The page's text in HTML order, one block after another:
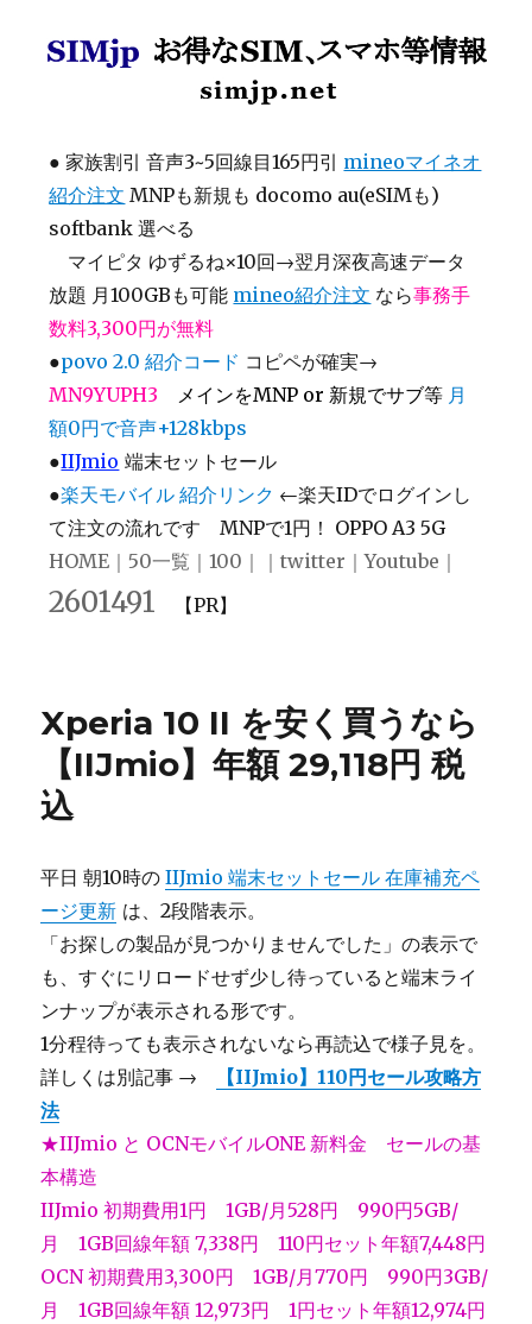
● 家族割引 音声3~5回線目165円引 mineoマイネオ
紹介注文 MNPも新規も docomo au(eSIMも)
softbank 選べる
マイピタ ゆずるね×10回→翌月深夜高速データ
放題 月100GBも可能 mineo紹介注文 なら事務手
数料3,300円が無料
●povo 2.0 紹介コード コピペが確実→
MN9YUPH3
メインをMNP or 新規でサブ等 月
額0円で音声+128kbps
●IIJmio 端末セットセール
●楽天モバイル 紹介リンク ←楽天IDでログインし
て注文の流れです MNPで1円！ OPPO A3 5G
HOME ｜ 50一覧 ｜100 ｜｜twitter ｜Youtube ｜
2601491 【PR】
Xperia 10 II を安く買うなら
【IIJmio】年額 29,118円 税
込
平日 朝10時のIIJmio 端末セットセール 在庫補充ペ
ージ更新 は、2段階表示。
「お探しの製品が見つかりませんでした」の表示で
も、すぐにリロードせず少し待っていると端末ライ
ンナップが表示される形です。
1分程待っても表示されないなら再読込で様子見を。
詳しくは別記事 →
【IIJmio】110円セール攻略方
法
★IIJmio と OCNモバイルONE 新料金 セールの基
本構造
IIJmio 初期費用1円 1GB/月528円 990円5GB/
月 1GB回線年額 7,338円 110円セット年額7,448円
OCN 初期費用3,300円 1GB/月770円 990円3GB/
月 1GB回線年額 12,973円 1円セット年額12,974円